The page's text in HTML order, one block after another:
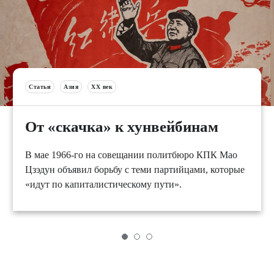
Статьи Азия XX век
От «скачка» к хунвейбинам
В мае 1966-го на совещании политбюро КПК Мао
Цзэдун объявил борьбу с теми партийцами, которые
«идут по капиталистическому пути».